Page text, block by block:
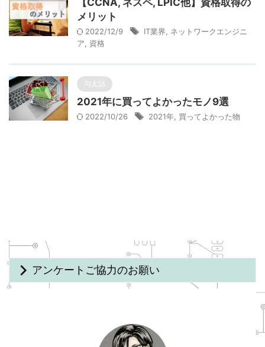
【CCNA, ネスペ, LPIC他】資格取得の
メリット
2022/12/9 IT業界
ネットワークエンジニ
ア
資格
与太話
2021年に買ってよかったモノ9選
2022/10/26 2021年 買ってよかった物
アンケートご協力のお願い